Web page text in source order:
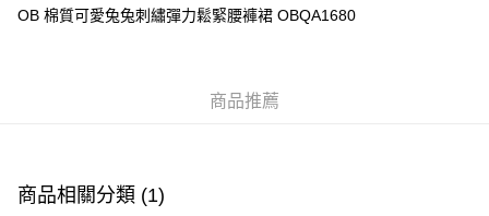
PayMe
付款後順豐站及營業點
OB 棉質可愛兔兔刺繡彈力鬆緊腰褲裙 OBQA1680
商品推薦
商品相關分類 (1)